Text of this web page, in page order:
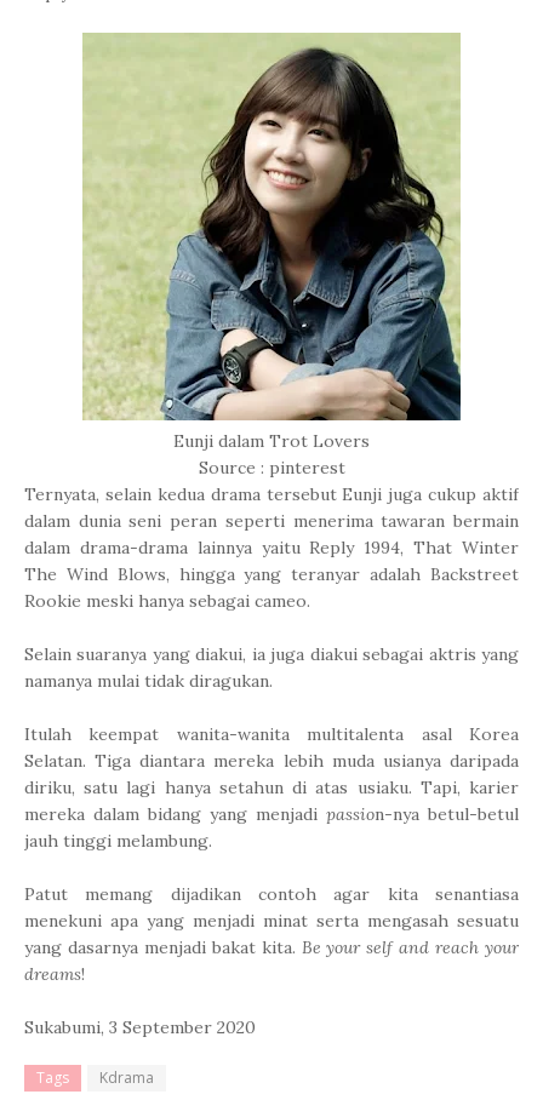
Eunji dalam Trot Lovers
Source : pinterest
Ternyata, selain kedua drama tersebut Eunji juga cukup aktif
dalam dunia seni peran seperti menerima tawaran bermain
dalam drama-drama lainnya yaitu Reply 1994, That Winter
The Wind Blows, hingga yang teranyar adalah Backstreet
Rookie meski hanya sebagai cameo.
Selain suaranya yang diakui, ia juga diakui sebagai aktris yang
namanya mulai tidak diragukan.
Itulah keempat wanita-wanita multitalenta asal Korea
Selatan. Tiga diantara mereka lebih muda usianya daripada
diriku, satu lagi hanya setahun di atas usiaku. Tapi, karier
mereka dalam bidang yang menjadi passion-nya betul-betul
jauh tinggi melambung.
Patut memang dijadikan contoh agar kita senantiasa
menekuni apa yang menjadi minat serta mengasah sesuatu
yang dasarnya menjadi bakat kita. Be your self and reach your
dreams!
Sukabumi, 3 September 2020
Tags Kdrama